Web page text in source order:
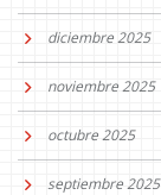
diciembre 2025
noviembre 2025
octubre 2025
septiembre 2025